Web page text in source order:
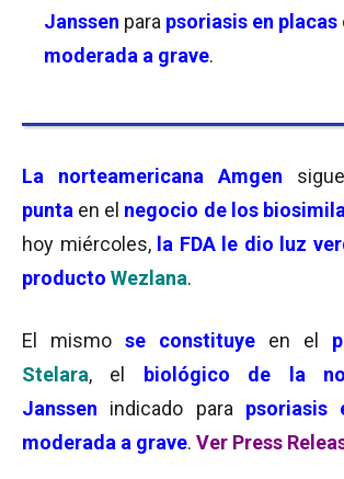
Janssen para psoriasis en placas
moderada a grave.
La norteamericana Amgen
punta en el negocio de los
hoy miércoles, la FDA le dio luz
producto Wezlana.
El mismo se constituye en el
Stelara, el
biológico de la
Janssen indicado para psoriasis
moderada a grave. Ver Press